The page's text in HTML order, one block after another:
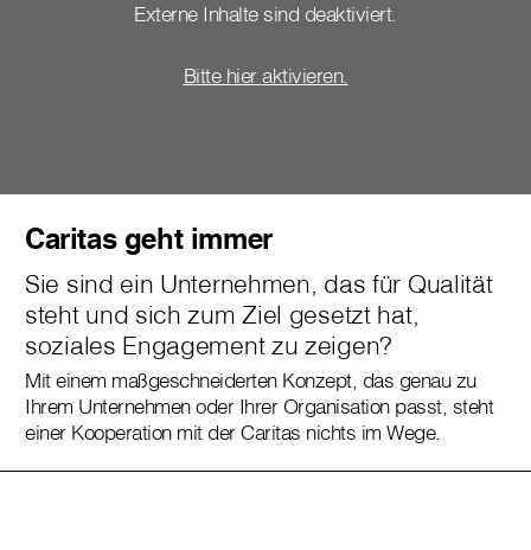
Externe Inhalte sind deaktiviert.
Bitte hier aktivieren.
Caritas geht immer
Sie sind ein Unternehmen, das für Qualität
steht und sich zum Ziel gesetzt hat,
soziales Engagement zu zeigen?
Mit einem maßgeschneiderten Konzept, das genau zu
Ihrem Unternehmen oder Ihrer Organisation passt, steht
einer Kooperation mit der Caritas nichts im Wege.